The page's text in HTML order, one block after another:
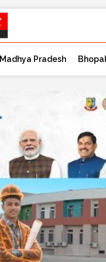
Madhya Pradesh Bhopal